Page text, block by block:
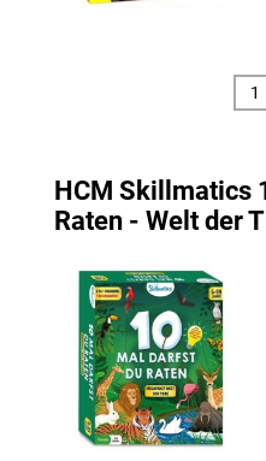
HCM Skillmatics
Raten - Welt der